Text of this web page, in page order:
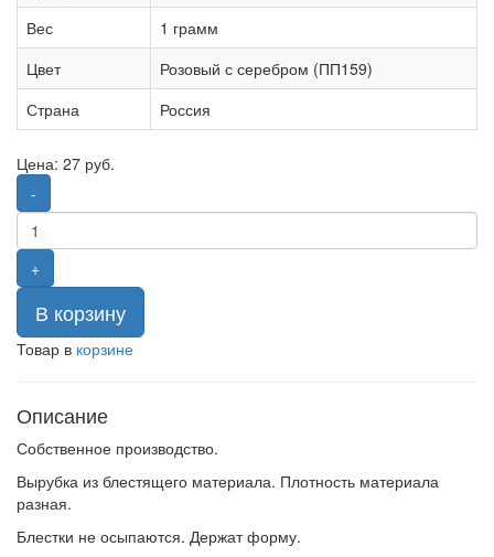
Вес
1 грамм
Цвет
Розовый с серебром (ПП159)
Страна
Россия
Цена: 27 руб.
-
+
В корзину
Товар в корзине
Описание
Собственное производство.
Вырубка из блестящего материала. Плотность материала
разная.
Блестки не осыпаются. Держат форму.